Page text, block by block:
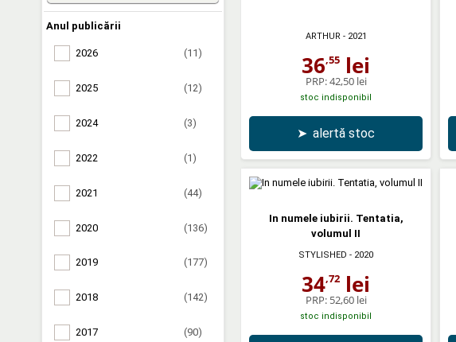
Anul publicării
2026 (11)
2025 (12)
2024 (3)
2022 (1)
2021 (44)
2020 (136)
2019 (177)
2018 (142)
2017 (90)
ARTHUR - 2021
36,55 lei
PRP:42,50 lei
stoc indisponibil
➤ alertă stoc
In numele iubirii. Tentatia,
volumul II
STYLISHED - 2020
34,72 lei
PRP: 52,60 lei
stoc indisponibil